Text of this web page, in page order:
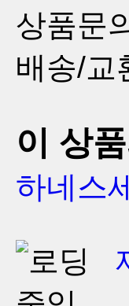
상품문
배송/교
이 상
하네스